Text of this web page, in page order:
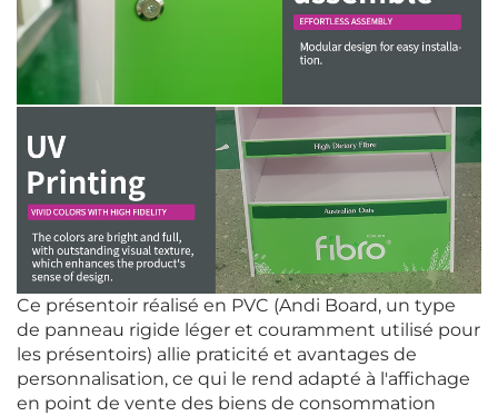
Ce présentoir réalisé en PVC (Andi Board, un type
de panneau rigide léger et couramment utilisé pour
les présentoirs) allie praticité et avantages de
personnalisation, ce qui le rend adapté à l'affichage
en point de vente des biens de consommation